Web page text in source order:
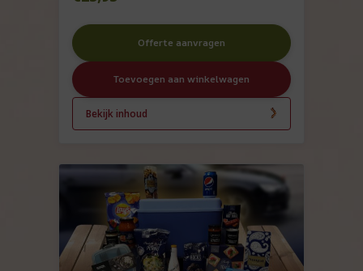
Offerte aanvragen
Toevoegen aan winkelwagen
Bekijk inhoud